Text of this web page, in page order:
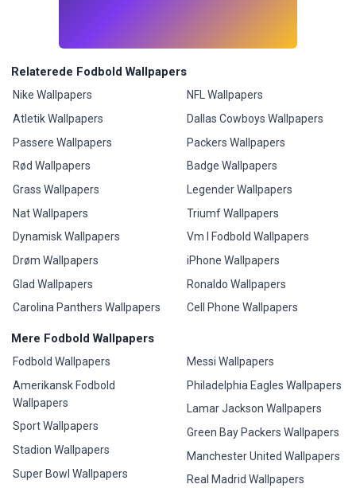
Relaterede Fodbold Wallpapers
Nike Wallpapers
Atletik Wallpapers
Passere Wallpapers
Rød Wallpapers
Grass Wallpapers
Nat Wallpapers
Dynamisk Wallpapers
Drøm Wallpapers
Glad Wallpapers
Carolina Panthers Wallpapers
NFL Wallpapers
Dallas Cowboys Wallpapers
Packers Wallpapers
Badge Wallpapers
Legender Wallpapers
Triumf Wallpapers
Vm I Fodbold Wallpapers
iPhone Wallpapers
Ronaldo Wallpapers
Cell Phone Wallpapers
Mere Fodbold Wallpapers
Fodbold Wallpapers
Amerikansk Fodbold
Wallpapers
Sport Wallpapers
Stadion Wallpapers
Super Bowl Wallpapers
Messi Wallpapers
Philadelphia Eagles Wallpapers
Lamar Jackson Wallpapers
Green Bay Packers Wallpapers
Manchester United Wallpapers
Real Madrid Wallpapers